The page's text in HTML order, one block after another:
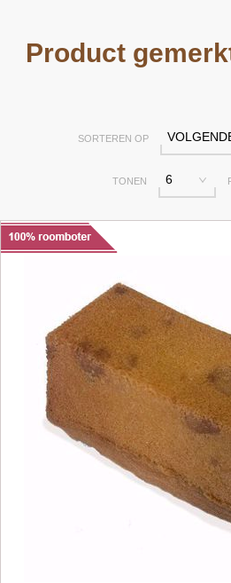
Product
SORTEREN OP
TONEN 6